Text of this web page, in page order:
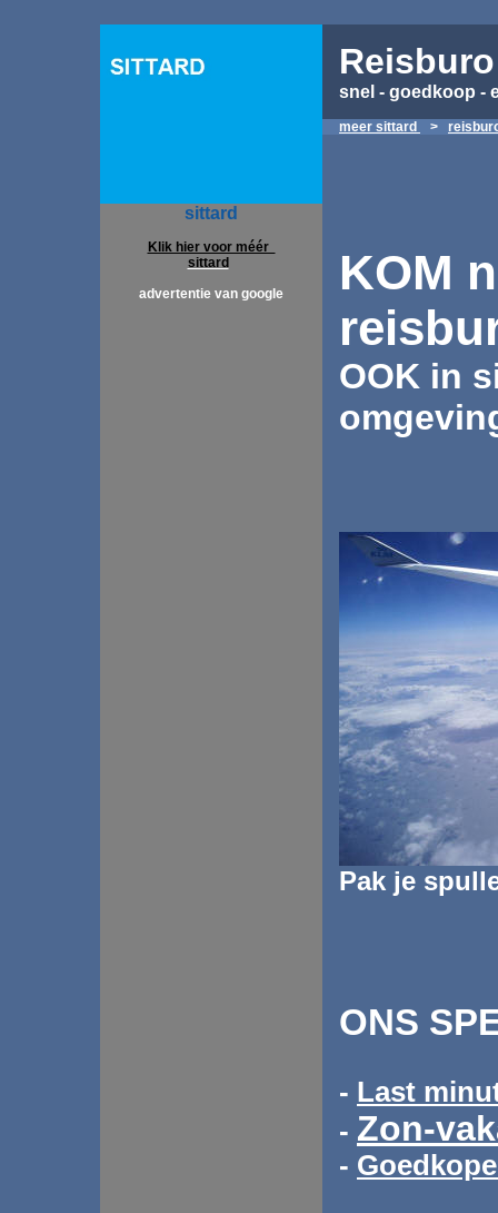
sittard
Klik hier voor méér
sittard
advertentie van google
snel - goedkoop -
meer sittard >
KOM
OOK in
Pak je
ONS
- Last
- Zon-
-